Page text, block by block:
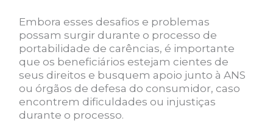
Embora esses desafios e problemas
possam surgir durante o processo de
portabilidade de carências, é importante
que os beneficiários estejam cientes de
seus direitos e busquem apoio junto à ANS
ou órgãos de defesa do consumidor, caso
encontrem dificuldades ou injustiças
durante o processo.